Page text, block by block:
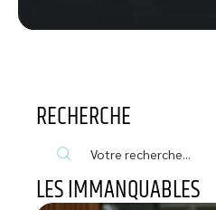
RECHERCHE
LES IMMANQUABLES